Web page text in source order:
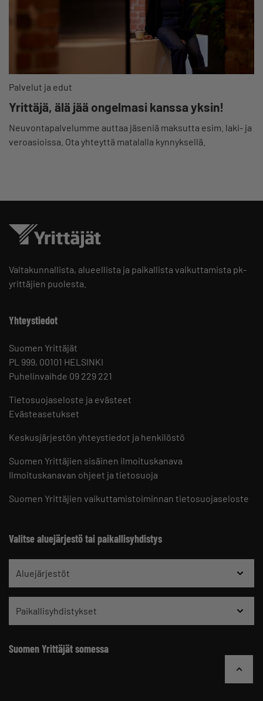
Palvelut ja edut
Yrittäjä, älä jää ongelmasi kanssa yksin!
Neuvontapalvelumme auttaa jäseniä maksutta esim. laki- ja
veroasioissa. Ota yhteyttä matalalla kynnyksellä.
Valtakunnallista, alueellista ja paikallista vaikuttamista pk-
yrittäjien puolesta.
Yhteystiedot
Suomen Yrittäjät
PL 999, 00101 HELSINKI
Puhelinvaihde 09 229 221
Tietosuojaseloste ja evästeet
Evästeasetukset
Keskusjärjestön yhteystiedot ja henkilöstö
Suomen Yrittäjien sisäinen ilmoituskanava
Ilmoituskanavan ohjeet ja tietosuoja
Suomen Yrittäjien vaikuttamistoiminnan tietosuojaseloste
Valitse aluejärjestö tai paikallisyhdistys
Aluejärjestöt
Paikallisyhdistykset
Suomen Yrittäjät somessa